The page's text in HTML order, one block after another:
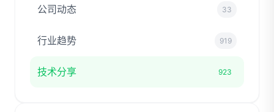
公司动态 33
行业趋势 919
技术分享 923